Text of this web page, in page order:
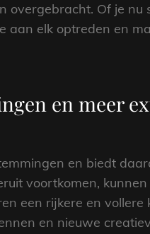
Of je nu
elk optreden en
en meer
en biedt
voortkomen,
een rijkere en
en nieuwe